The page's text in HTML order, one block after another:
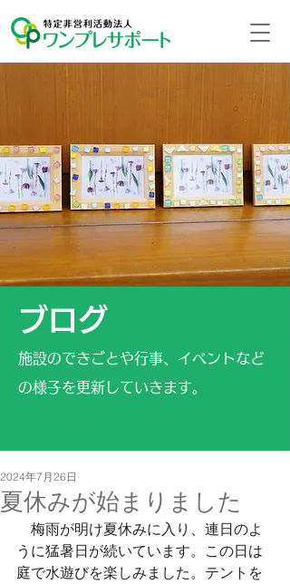
ブログ
施設のできごとや行事、イベントなど
の様子を更新していきます。
夏休みが始まりました
2024年7月26日
梅雨が明け夏休みに入り、連日のよ
うに猛暑日が続いています。この日は
庭で水遊びを楽しみました。テントを